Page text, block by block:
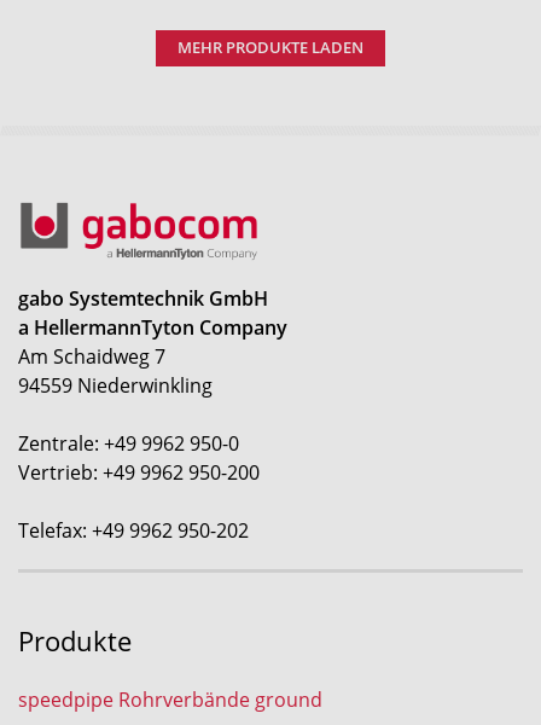
MEHR PRODUKTE LADEN
gabo Systemtechnik GmbH
a HellermannTyton Company
Am Schaidweg 7
94559 Niederwinkling
Zentrale: +49 9962 950-0
Vertrieb: +49 9962 950-200
Telefax: +49 9962 950-202
Produkte
speedpipe Rohrverbände ground